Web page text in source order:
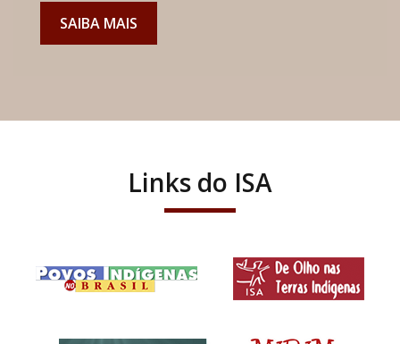
SAIBA MAIS
Links do ISA